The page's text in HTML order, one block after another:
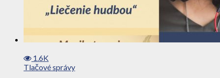
1.6K
Tlačové správy